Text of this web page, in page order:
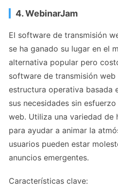
4. WebinarJam
El software de transmisión
se ha ganado su lugar en el
alternativa popular pero
software de transmisión web
estructura operativa basada
sus necesidades sin
web. Utiliza una variedad de
para ayudar a animar la
usuarios pueden estar
anuncios emergentes.
Características clave: